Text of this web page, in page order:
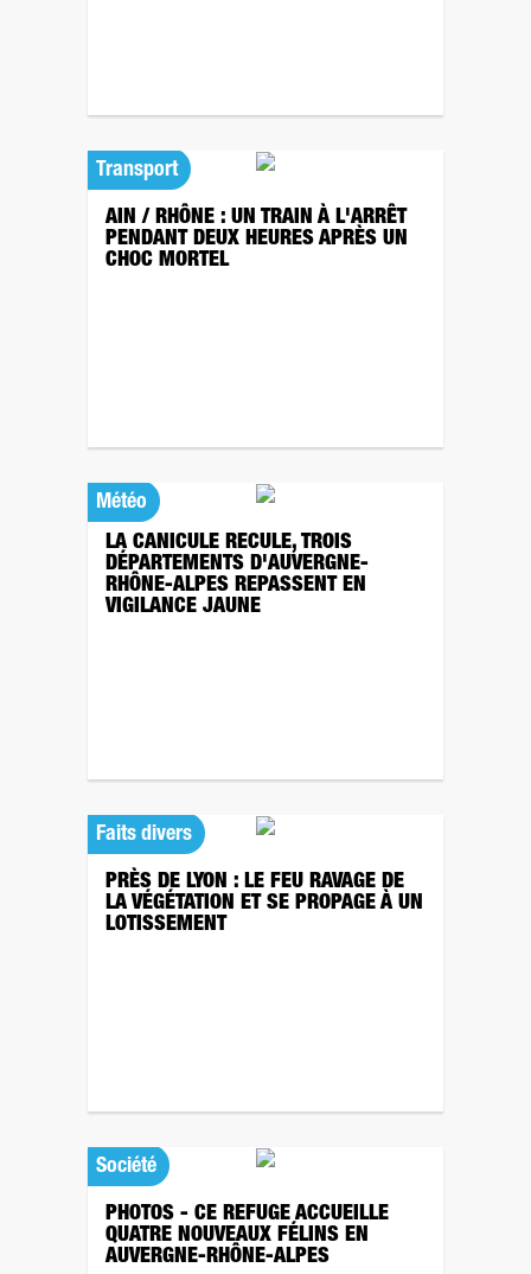
Transport
AIN / RHÔNE : UN TRAIN À L'ARRÊT
PENDANT DEUX HEURES APRÈS UN
CHOC MORTEL
Météo
LA CANICULE RECULE, TROIS
DÉPARTEMENTS D'AUVERGNE-
RHÔNE-ALPES REPASSENT EN
VIGILANCE JAUNE
Faits divers
PRÈS DE LYON : LE FEU RAVAGE DE
LA VÉGÉTATION ET SE PROPAGE À UN
LOTISSEMENT
Société
PHOTOS - CE REFUGE ACCUEILLE
QUATRE NOUVEAUX FÉLINS EN
AUVERGNE-RHÔNE-ALPES